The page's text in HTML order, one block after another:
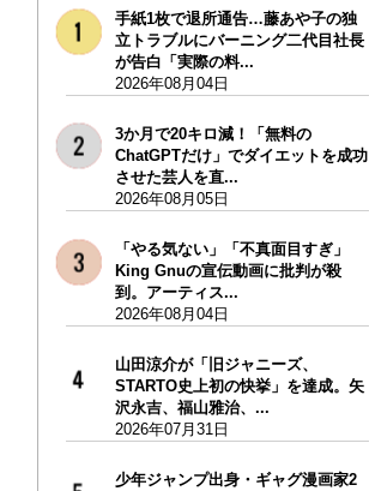
手紙1枚で退所通告…藤あや子の独
立トラブルにバーニング二代目社長
が告白「実際の料...
2026年08月04日
3か月で20キロ減！「無料の
ChatGPTだけ」でダイエットを成功
させた芸人を直...
2026年08月05日
「やる気ない」「不真面目すぎ」
King Gnuの宣伝動画に批判が殺
到。アーティス...
2026年08月04日
山田涼介が「旧ジャニーズ、
STARTO史上初の快挙」を達成。矢
沢永吉、福山雅治、...
2026年07月31日
少年ジャンプ出身・ギャグ漫画家2